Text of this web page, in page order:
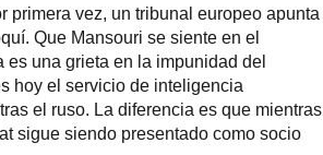
primera vez, un tribunal europeo apunta
Que Mansouri se siente en el
una grieta en la impunidad del
hoy el servicio de inteligencia
el ruso. La diferencia es que mientras
sigue siendo presentado como socio